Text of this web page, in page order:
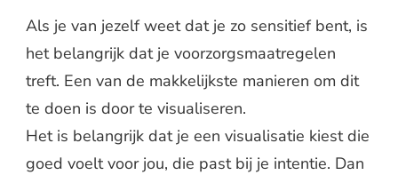
Als je van jezelf weet dat je zo sensitief bent, is
het belangrijk dat je voorzorgsmaatregelen
treft. Een van de makkelijkste manieren om dit
te doen is door te visualiseren.
Het is belangrijk dat je een visualisatie kiest die
goed voelt voor jou, die past bij je intentie. Dan